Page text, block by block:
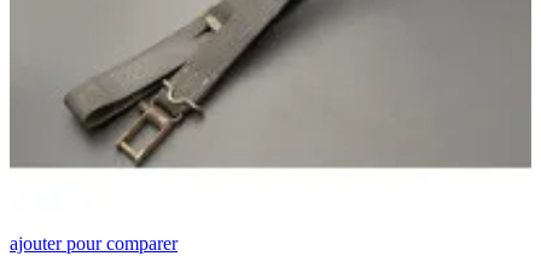
ajouter pour comparer